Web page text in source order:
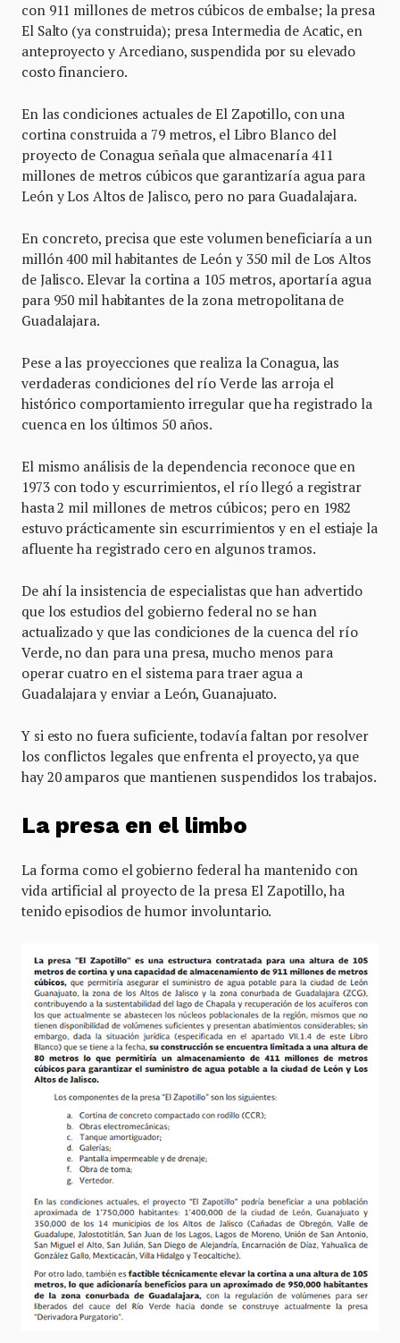
con 911 millones de metros cúbicos de embalse; la presa
El Salto (ya construida); presa Intermedia de Acatic, en
anteproyecto y Arcediano, suspendida por su elevado
costo financiero.
En las condiciones actuales de El Zapotillo, con una
cortina construida a 79 metros, el Libro Blanco del
proyecto de Conagua señala que almacenaría 411
millones de metros cúbicos que garantizaría agua para
León y Los Altos de Jalisco, pero no para Guadalajara.
En concreto, precisa que este volumen beneficiaría a un
millón 400 mil habitantes de León y 350 mil de Los Altos
de Jalisco. Elevar la cortina a 105 metros, aportaría agua
para 950 mil habitantes de la zona metropolitana de
Guadalajara.
Pese a las proyecciones que realiza la Conagua, las
verdaderas condiciones del río Verde las arroja el
histórico comportamiento irregular que ha registrado la
cuenca en los últimos 50 años.
El mismo análisis de la dependencia reconoce que en
1973 con todo y escurrimientos, el río llegó a registrar
hasta 2 mil millones de metros cúbicos; pero en 1982
estuvo prácticamente sin escurrimientos y en el estiaje la
afluente ha registrado cero en algunos tramos.
De ahí la insistencia de especialistas que han advertido
que los estudios del gobierno federal no se han
actualizado y que las condiciones de la cuenca del río
Verde, no dan para una presa, mucho menos para
operar cuatro en el sistema para traer agua a
Guadalajara y enviar a León, Guanajuato.
Y si esto no fuera suficiente, todavía faltan por resolver
los conflictos legales que enfrenta el proyecto, ya que
hay 20 amparos que mantienen suspendidos los trabajos.
La presa en el limbo
La forma como el gobierno federal ha mantenido con
vida artificial al proyecto de la presa El Zapotillo, ha
tenido episodios de humor involuntario.